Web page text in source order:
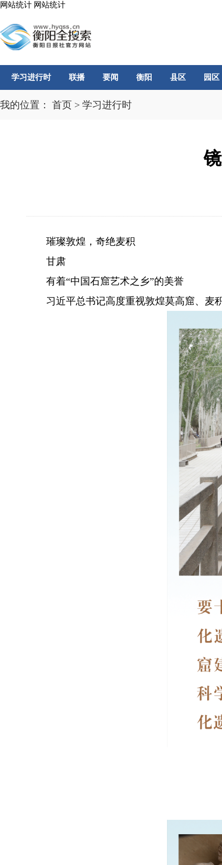
网站统计 网站统计
学习进行时 联播 要闻 衡阳 县区 园区
我的位置： 首页 > 学习进行时
璀璨敦煌，奇绝麦积
甘肃
有着“中国石窟艺术之乡”的美誉
习近平总书记高度重视敦煌莫高窟、麦